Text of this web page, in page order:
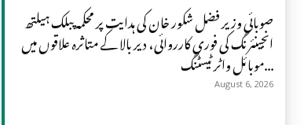
صوبائی وزیر فضل شکور خان کی ہدایت پر محکمہ پبلک ہیلتھ
انجینئرنگ کی فوری کارروائی، دیر بالا کے متاثرہ علاقوں میں
موبائل واٹر ٹیسٹنگ...
August 6, 2026